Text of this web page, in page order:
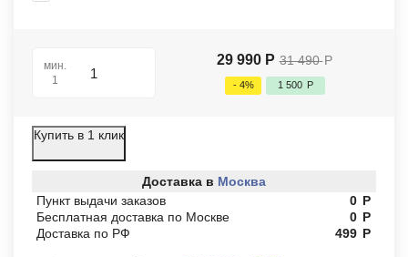
мин.
1
29 990 Р 31 490 Р
- 4% 1 500 Р
Купить в 1 клик
Доставка в Москва
Пункт выдачи заказов
0 Р
Бесплатная доставка по Москве
0 Р
Доставка по РФ
499 Р